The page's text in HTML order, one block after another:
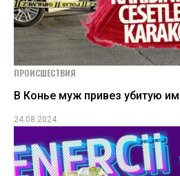
ПРОИСШЕСТВИЯ
В Конье муж привез убитую
24.08.2024